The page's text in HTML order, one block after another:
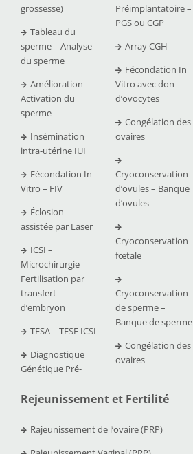
grossesse)
Tableau du
sperme – Analyse
du sperme
Amélioration –
Activation du
sperme
Insémination
intra-utérine IUI
Fécondation In
Vitro – FIV
Éclosion
assistée par Laser
ICSI –
Microchirurgie
Fertilisation par
transfert
d’embryon
TESA – TESE ICSI
Diagnostique
Génétique Pré-
Préimplantatoire –
PGS ou CGP
Array CGH
Fécondation In
Vitro avec don
d’ovocytes
Congélation des
ovaires
Cryoconservation
d’ovules – Banque
d’ovules
Cryoconservation
fœtale
Cryoconservation
de sperme –
Banque de sperme
Congélation des
ovaires
Rejeunissement et Fertilité
Rajeunissement de l’ovaire (PRP)